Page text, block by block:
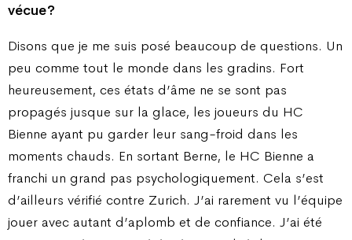
vécue ?
Disons que je me suis posé beaucoup de questions. Un
peu comme tout le monde dans les gradins. Fort
heureusement, ces états d’âme ne se sont pas
propagés jusque sur la glace, les joueurs du HC
Bienne ayant pu garder leur sang-froid dans les
moments chauds. En sortant Berne, le HC Bienne a
franchi un grand pas psychologiquement. Cela s’est
d’ailleurs vérifié contre Zurich. J’ai rarement vu l’équipe
jouer avec autant d’aplomb et de confiance. J’ai été